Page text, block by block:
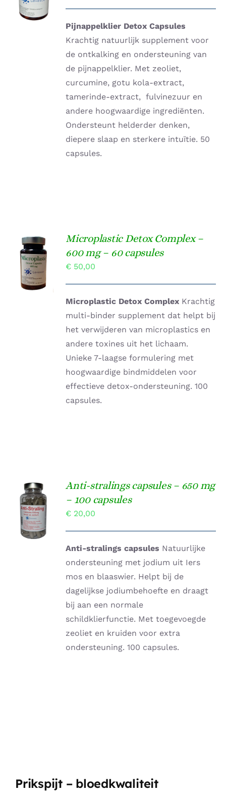
DETAILS
Pijnappelklier Detox Capsules
Krachtig natuurlijk supplement voor
de ontkalking en ondersteuning van
de pijnappelklier. Met zeoliet,
curcumine, gotu kola-extract,
tamerinde-extract, fulvinezuur en
andere hoogwaardige ingrediënten.
Ondersteunt helderder denken,
diepere slaap en sterkere intuïtie. 50
capsules.
Gewaardeerd
4.00uit 5
TOEVOEGEN
AAN
WINKELWAGEN
/
DETAILS
Microplastic Detox Complex –
600 mg – 60 capsules
€ 50,00
Microplastic Detox Complex Krachtig
multi-binder supplement dat helpt bij
het verwijderen van microplastics en
andere toxines uit het lichaam.
Unieke 7-laagse formulering met
hoogwaardige bindmiddelen voor
effectieve detox-ondersteuning. 100
capsules.
TOEVOEGEN
AAN
WINKELWAGEN
/
DETAILS
Anti-stralings capsules – 650 mg
– 100 capsules
€ 20,00
Anti-stralings capsules Natuurlijke
ondersteuning met jodium uit Iers
mos en blaaswier. Helpt bij de
dagelijkse jodiumbehoefte en draagt
bij aan een normale
schildklierfunctie. Met toegevoegde
zeoliet en kruiden voor extra
ondersteuning. 100 capsules.
Prikspijt – bloedkwaliteit